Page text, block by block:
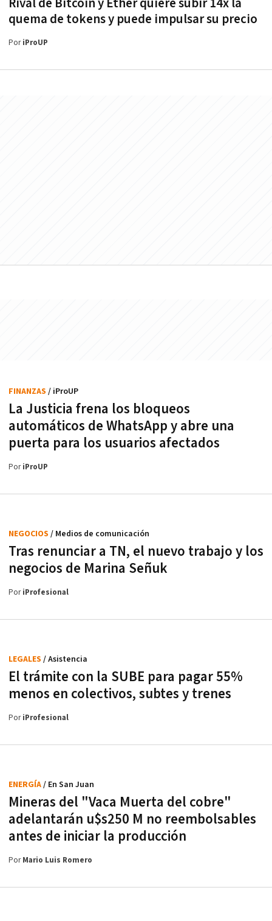
Rival de Bitcoin y Ether quiere subir 14x la
quema de tokens y puede impulsar su precio
PoriProUP
La Justicia frena los bloqueos
automáticos de WhatsApp y abre una
puerta para los usuarios afectados
FINANZAS / iProUP
PoriProUP
Tras renunciar a TN, el nuevo trabajo y los
negocios de Marina Señuk
NEGOCIOS / Medios de comunicación
PoriProfesional
El trámite con la SUBE para pagar 55%
menos en colectivos, subtes y trenes
LEGALES / Asistencia
PoriProfesional
Mineras del "Vaca Muerta del cobre"
adelantarán u$s250 M no reembolsables
antes de iniciar la producción
ENERGÍA/ En San Juan
PorMario Luis Romero